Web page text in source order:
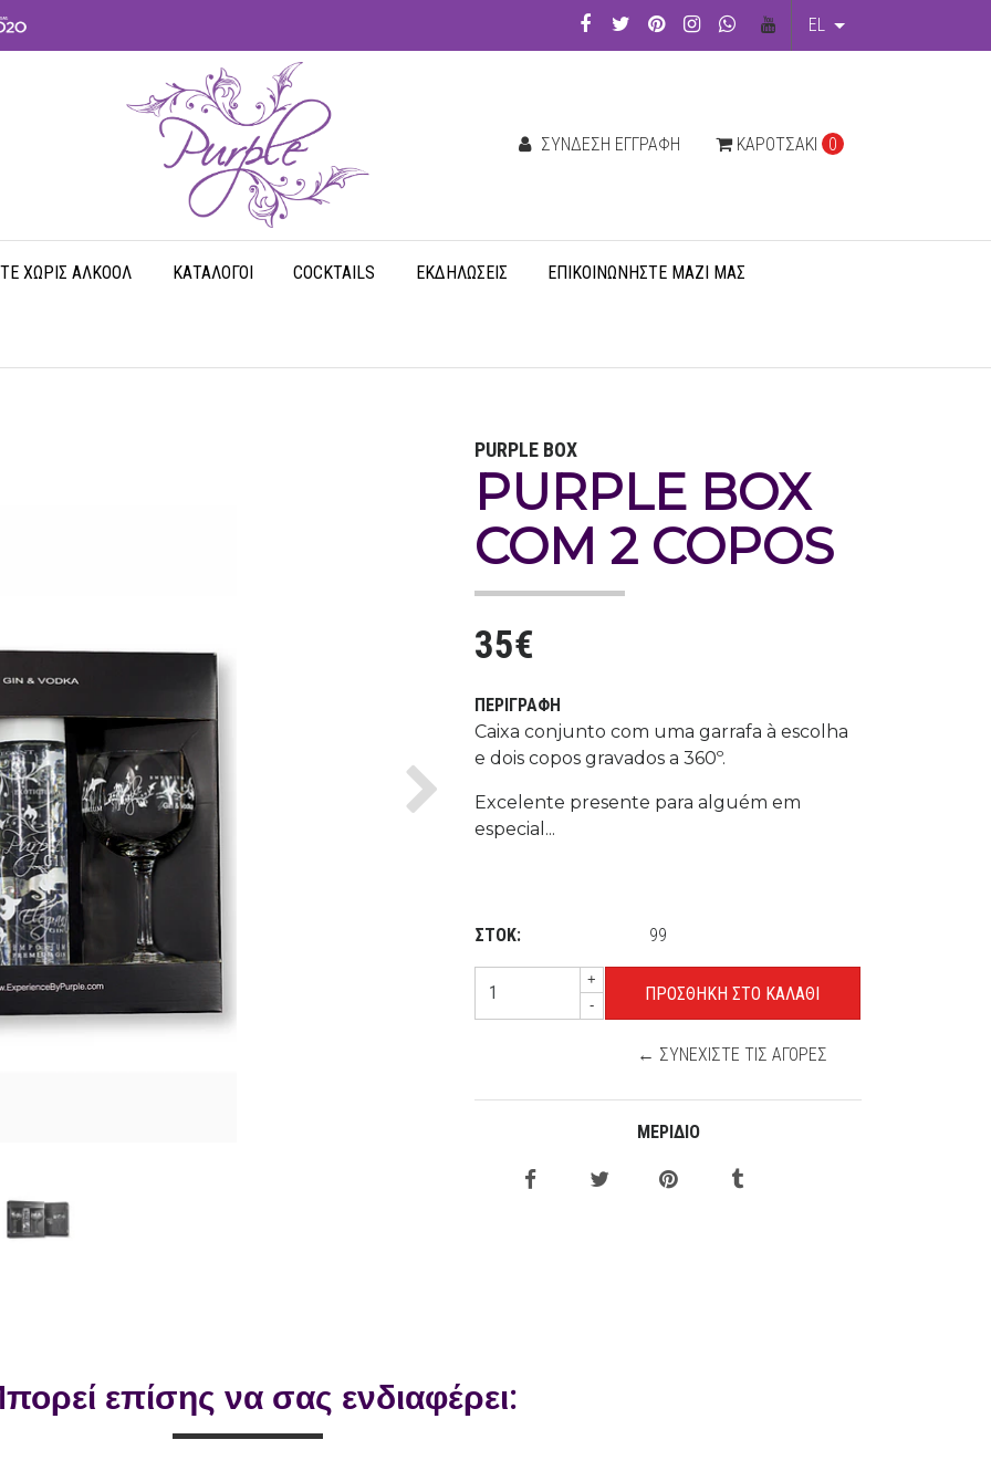
EL
ΚΑΡΟΤΣΆΚΙ 0
ΣΎΝΔΕΣΗ ΕΓΓΡΑΦΉ
ΧΩΡΊΣ ΑΛΚΟΌΛ ΚΑΤΆΛΟΓΟΙ COCKTAILS ΕΚΔΗΛΏΣΕΙΣ ΕΠΙΚΟΙΝΩΝΉΣΤΕ ΜΑΖΊ ΜΑΣ
Next
PURPLE BOX
PURPLE BOX
COM 2 COPOS
35€
ΠΕΡΙΓΡΑΦΉ
Caixa conjunto com uma garrafa à escolha
e dois copos gravados a 360º.
Excelente presente para alguém em
especial...
ΣΤΟΚ: 99
+
-
← ΣΥΝΕΧΊΣΤΕ ΤΙΣ ΑΓΟΡΈΣ
ΜΕΡΊΔΙΟ
επίσης να σας ενδιαφέρει: